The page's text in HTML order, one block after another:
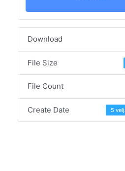
Download
File Size
File Count
Create Date 5